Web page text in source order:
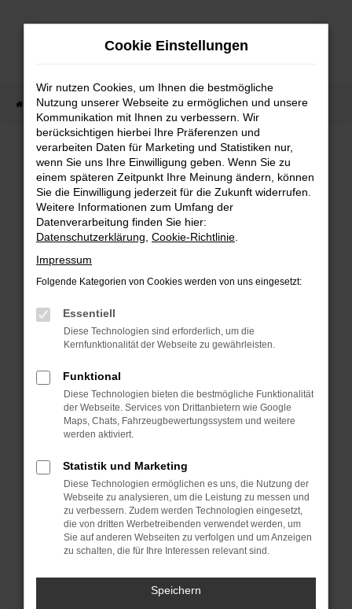
Zum
Startseite Lagerfahrzeuge Fahrzeugsuche
Fehler: Network Error
Beim Laden ist ein Fehler aufgetreten.
Hier sind ein paar Tipps, die dir helfen können:
Überprüfe deine Firewall und deine
Laden andere Webseiten, zum Beispiel deine
Suchmaschine?
Prüfe deine Browsererweiterungen.
Manche Erweiterungen, wie Werbeblocker,
verhindern. Funktioniert die Seite in einem
anderen Browser oder in einem privaten
Fenster?
Starte dein Gerät neu.
Probleme zu beheben.
Stelle sicher, dass dein Browser und dein
Betriebssystem auf dem neuesten Stand
sind.
Veraltete Software birgt nicht nur ein
führen, dass bestimmte Funktionen nicht mehr
Cookie Einstellungen
Wir nutzen Cookies, um Ihnen die bestmögliche
Nutzung unserer Webseite zu ermöglichen und unsere
Kommunikation mit Ihnen zu verbessern. Wir
berücksichtigen hierbei Ihre Präferenzen und
verarbeiten Daten für Marketing und Statistiken nur,
wenn Sie uns Ihre Einwilligung geben. Wenn Sie zu
einem späteren Zeitpunkt Ihre Meinung ändern, können
Sie die Einwilligung jederzeit für die Zukunft widerrufen.
Weitere Informationen zum Umfang der
Datenverarbeitung finden Sie hier:
Datenschutzerklärung Cookie-Richtlinie
Impressum
Folgende Kategorien von Cookies werden von uns eingesetzt:
Essentiell
Diese Technologien sind erforderlich, um die
Kernfunktionalität der Webseite zu gewährleisten.
Funktional
Diese Technologien bieten die bestmögliche Funktionalität
der Webseite. Services von Drittanbietern wie Google
Maps, Chats, Fahrzeugbewertungssystem und weitere
werden aktiviert.
Statistik und Marketing
Diese Technologien ermöglichen es uns, die Nutzung der
Webseite zu analysieren, um die Leistung zu messen und
zu verbessern. Zudem werden Technologien eingesetzt,
die von dritten Werbetreibenden verwendet werden, um
Sie auf anderen Webseiten zu verfolgen und um Anzeigen
zu schalten, die für Ihre Interessen relevant sind.
Speichern